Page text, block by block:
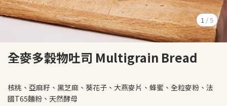
1 /5
全麥多穀物吐司 Multigrain Bread
核桃、亞麻籽、黑芝麻、葵花子、大燕麥片、蜂蜜、全粒麥粉、法
國T65麵粉、天然酵母